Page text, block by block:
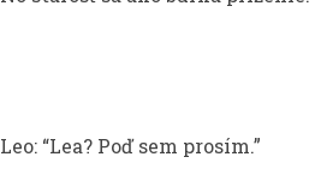
Leo: “Lea? Poď sem prosím.”